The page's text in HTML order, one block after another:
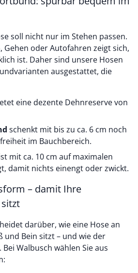
soll nicht nur im Stehen passen.
Gehen oder Autofahren zeigt sich,
ist. Daher sind unsere Hosen
ausgestattet, die
im Bauchbereich.
damit nichts einengt oder zwickt.
– damit Ihre
darüber, wie eine Hose an
und Bein sitzt – und wie der
Walbusch wählen Sie aus